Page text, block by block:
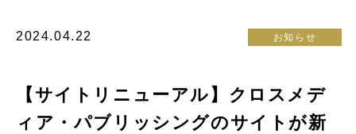
2024.04.22 お知らせ
【サイトリニューアル】クロスメデ
ィア・パブリッシングのサイトが新